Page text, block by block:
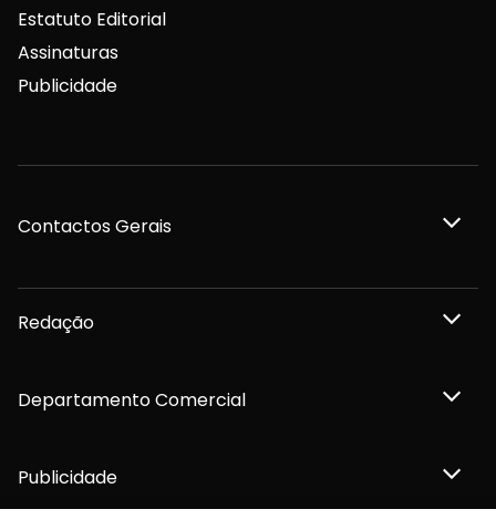
Estatuto Editorial
Assinaturas
Publicidade
Contactos Gerais
Redação
Departamento Comercial
Publicidade